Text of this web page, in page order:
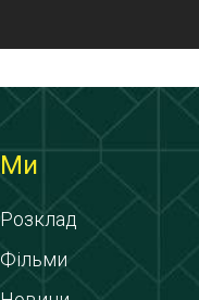
Ми
Розклад
Фільми